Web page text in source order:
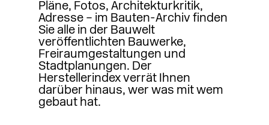
Pläne, Fotos, Architekturkritik,
Adresse – im Bauten-Archiv finden
Sie alle in der Bauwelt
veröffentlichten Bauwerke,
Freiraumgestaltungen und
Stadtplanungen. Der
Herstellerindex verrät Ihnen
darüber hinaus, wer was mit wem
gebaut hat.